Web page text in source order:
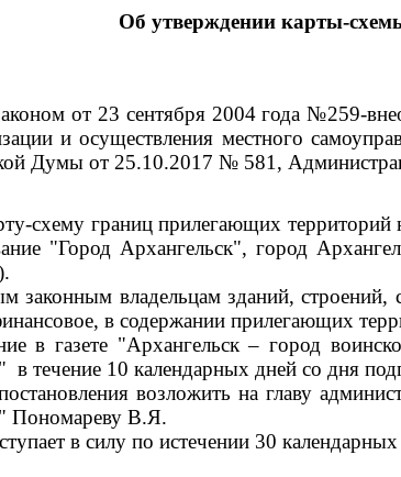
Об утверждении карты-
от 23 сентября 2004 года №259-
и осуществления местного
Думы от 25.10.2017 № 581,
схему границ прилегающих
"Город Архангельск", город
законным владельцам зданий, строений,
в содержании прилегающих
в газете "Архангельск – город
в течение 10 календарных дней со дня
возложить на главу
Пономареву В.Я.
в силу по истечении 30